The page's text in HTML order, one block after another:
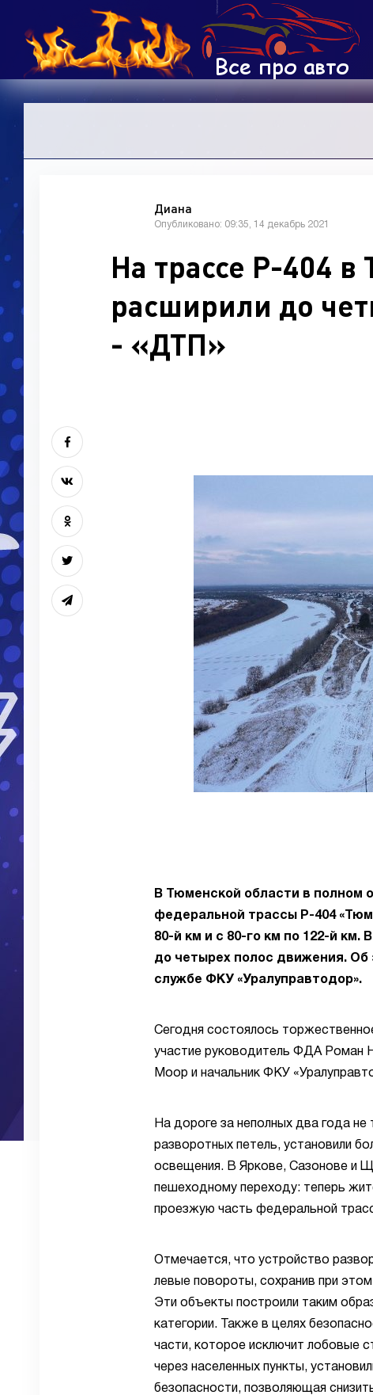
Диана
Опубликовано: 09:35, 14 декабрь 2021
На трассе Р-404
расширили до
- «ДТП»
В Тюменской области в полном
федеральной трассы Р-404
80-й км и с 80-го км по 122-й км.
до четырех полос движения. Об
службе ФКУ «Уралуправтодор».
Сегодня состоялось
участие руководитель ФДА Роман
Моор и начальник ФКУ
На дороге за неполных два года не
разворотных петель, установили
освещения. В Яркове, Сазонове и
пешеходному переходу: теперь
проезжую часть федеральной
Отмечается, что устройство
левые повороты, сохранив при
Эти объекты построили таким
категории. Также в целях
части, которое исключит лобовые
через населенных пункты,
безопасности, позволяющая